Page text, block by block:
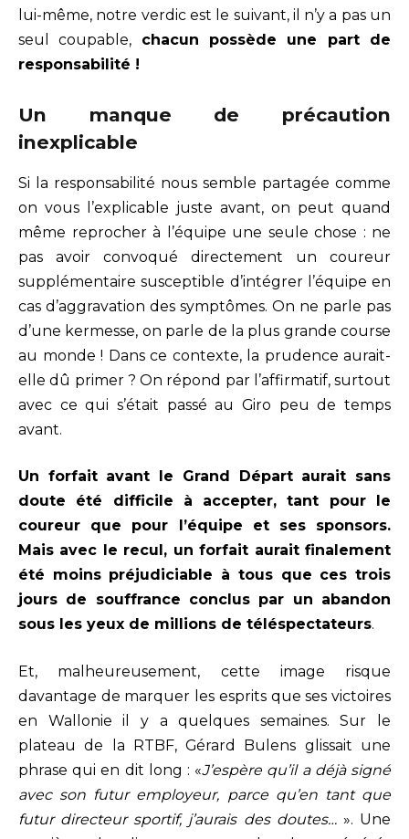
lui-même, notre verdic est le suivant, il n’y a pas un
seul coupable, chacun possède une part de
responsabilité !
Un manque de précaution
inexplicable
Si la responsabilité nous semble partagée comme
on vous l’explicable juste avant, on peut quand
même reprocher à l’équipe une seule chose : ne
pas avoir convoqué directement un coureur
supplémentaire susceptible d’intégrer l’équipe en
cas d’aggravation des symptômes. On ne parle pas
d’une kermesse, on parle de la plus grande course
au monde ! Dans ce contexte, la prudence aurait-
elle dû primer ? On répond par l’affirmatif, surtout
avec ce qui s’était passé au Giro peu de temps
avant.
Un forfait avant le Grand Départ aurait sans
doute été difficile à accepter, tant pour le
coureur que pour l’équipe et ses sponsors.
Mais avec le recul, un forfait aurait finalement
été moins préjudiciable à tous que ces trois
jours de souffrance conclus par un abandon
sous les yeux de millions de téléspectateurs.
Et, malheureusement, cette image risque
davantage de marquer les esprits que ses victoires
en Wallonie il y a quelques semaines. Sur le
plateau de la RTBF, Gérard Bulens glissait une
phrase qui en dit long : «J’espère qu’il a déjà signé
avec son futur employeur, parce qu’en tant que
futur directeur sportif, j’aurais des doutes…». Une